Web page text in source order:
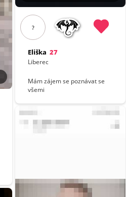
?
Eliška 27
Liberec
Mám zájem se poznávat se
všemi